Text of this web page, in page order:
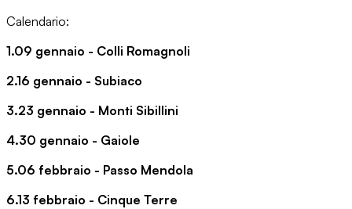
Calendario:
1.09 gennaio - Colli Romagnoli
2.16 gennaio - Subiaco
3.23 gennaio - Monti Sibillini
4.30 gennaio - Gaiole
5.06 febbraio - Passo Mendola
6.13 febbraio - Cinque Terre